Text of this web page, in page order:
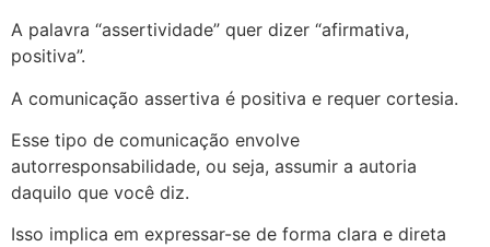
A palavra “assertividade” quer dizer “afirmativa,
positiva”.
A comunicação assertiva é positiva e requer cortesia.
Esse tipo de comunicação envolve
autorresponsabilidade, ou seja, assumir a autoria
daquilo que você diz.
Isso implica em expressar-se de forma clara e direta